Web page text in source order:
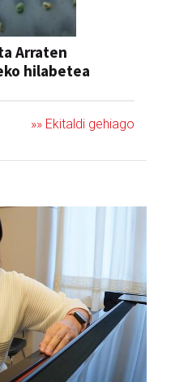
Arraten
hilabetea
»» Ekitaldi gehiago